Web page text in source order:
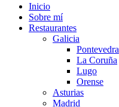
Inicio
Sobre mí
Restaurantes
Galicia
Pontevedra
La Coruña
Lugo
Orense
Asturias
Madrid